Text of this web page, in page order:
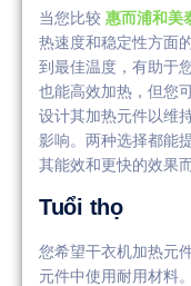
当您比较 惠而浦和美
热速度和稳定性方面
到最佳温度，有助于
也能高效加热，但您
设计其加热元件以维
影响。两种选择都能
其能效和更快的效果
Tuổi thọ
您希望干衣机加热元
元件中使用耐用材料